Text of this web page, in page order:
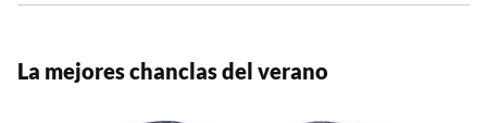
La mejores chanclas del verano